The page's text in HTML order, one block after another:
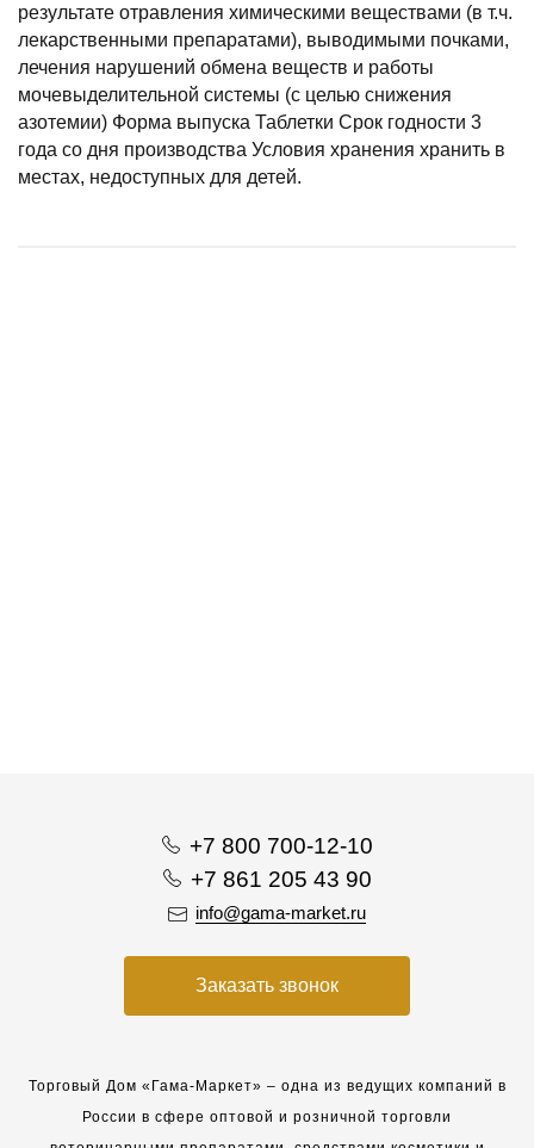
результате отравления химическими веществами (в т.ч.
лекарственными препаратами), выводимыми почками,
лечения нарушений обмена веществ и работы
мочевыделительной системы (с целью снижения
азотемии) Форма выпуска Таблетки Срок годности 3
года со дня производства Условия хранения хранить в
местах, недоступных для детей.
+7 800 700-12-10
+7 861 205 43 90
info@gama-market.ru
Заказать звонок
Торговый Дом «Гама-Маркет» – одна из ведущих компаний в
России в сфере оптовой и розничной торговли